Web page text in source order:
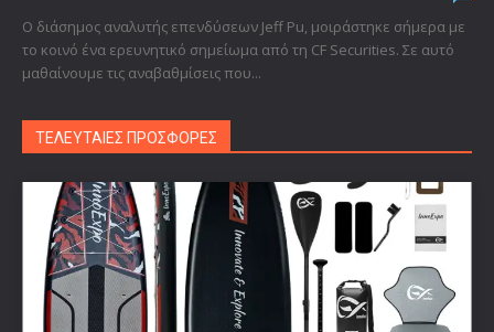
Ο διάσημος αναλυτής επενδύσεων Jeff Pu, μοιράστηκε σήμερα με
το κοινό ένα ερευνητικό σημείωμα από τη CF Securities. Σε αυτό
μαθαίνουμε τις αναβαθμίσεις που...
ΤΕΛΕΥΤΑΙΕΣ ΠΡΟΣΦΟΡΕΣ